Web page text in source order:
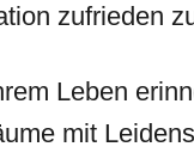
zufrieden
Leben
mit